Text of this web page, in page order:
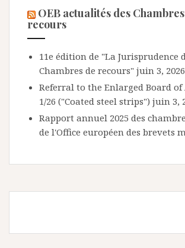
OEB actualités des
recours
11e édition de "La Jurisprudence
Chambres de recours" juin 3, 2026
Referral to the Enlarged Board of
1/26 ("Coated steel strips") juin 3,
Rapport annuel 2025 des
de l'Office européen des brevets